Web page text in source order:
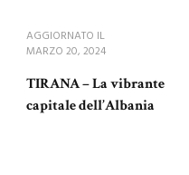
AGGIORNATO IL
MARZO 20, 2024
TIRANA – La vibrante
capitale dell’Albania